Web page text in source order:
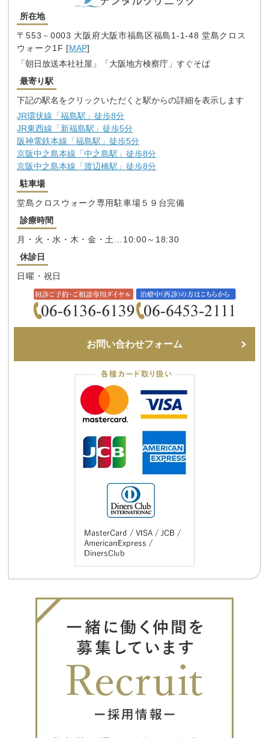
所在地
〒553－0003 大阪府大阪市福島区福島1-1-48 堂島クロス
ウォーク1F [MAP]
「朝日放送本社社屋」「大阪地方検察庁」すぐそば
最寄り駅
下記の駅名をクリックいただくと駅からの詳細を表示します
JR環状線「福島駅」徒歩8分
JR東西線「新福島駅」徒歩5分
阪神電鉄本線「福島駅」徒歩5分
京阪中之島本線「中之島駅」徒歩8分
京阪中之島本線「渡辺橋駅」徒歩8分
駐車場
堂島クロスウォーク専用駐車場５９台完備
診療時間
月・火・水・木・金・土…10:00～18:30
休診日
日曜・祝日
お問い合わせフォーム